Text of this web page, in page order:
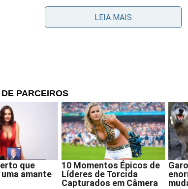
Democrático de Direito, tentativa de golpe de
e grave ameaça com uso de substância
pública.
aplicação de 100 dias-multa. A sentença também
e determina o pagamento solidário de R$ 30
que deverá ser dividido entre os demais
defesas
do coronel Klepter Rosa declarou que discorda
pelo Supremo Tribunal Federal”, mas afirmou que
LEIA MAIS